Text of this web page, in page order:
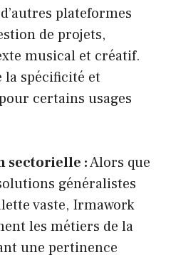
plateformes
de projets,
musical et créatif.
la spécificité et
certains usages
sectorielle :Alors que
généralistes
vaste, Irmawork
les métiers de la
une pertinence